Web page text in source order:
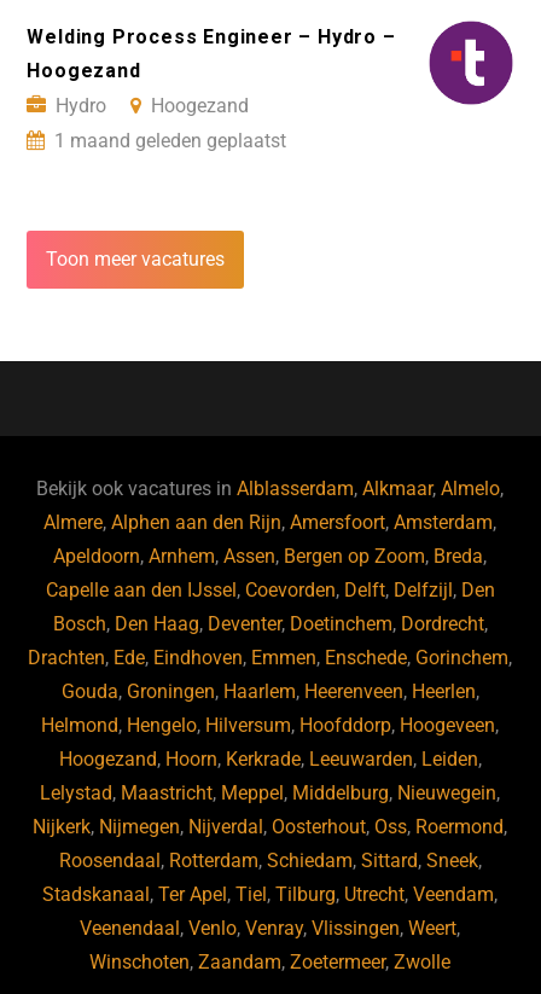
Welding Process Engineer – Hydro –
Hoogezand
Hydro
Hoogezand
1 maand geleden geplaatst
Toon meer vacatures
Bekijk ook vacatures inAlblasserdam,Alkmaar,Almelo,
Almere,Alphen aan den Rijn,Amersfoort,Amsterdam,
Apeldoorn,Arnhem,Assen, Bergen op Zoom, Breda,
Capelle aan den IJssel , Coevorden, Delft, Delfzijl , Den
Bosch, Den Haag, Deventer, Doetinchem, Dordrecht,
Drachten, Ede, Eindhoven, Emmen, Enschede, Gorinchem,
Gouda, Groningen, Haarlem, Heerenveen, Heerlen,
Helmond, Hengelo, Hilversum, Hoofddorp, Hoogeveen,
Hoogezand, Hoorn, Kerkrade, Leeuwarden, Leiden,
Lelystad, Maastricht, Meppel , Middelburg, Nieuwegein,
Nijkerk, Nijmegen, Nijverdal , Oosterhout, Oss, Roermond,
Roosendaal , Rotterdam, Schiedam, Sittard, Sneek,
Stadskanaal ,Ter Apel ,Tiel ,Tilburg, Utrecht,Veendam,
Veenendaal ,Venlo,Venray,Vlissingen,Weert,
Winschoten,Zaandam,Zoetermeer,Zwolle